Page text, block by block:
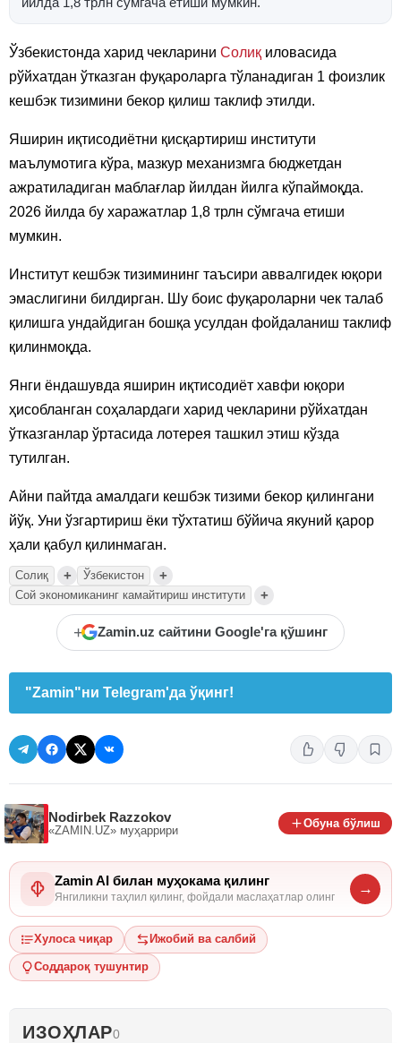
Ўзбекистонда харид чекларини Солиқ иловасида
рўйхатдан ўтказган фуқароларга тўланадиган 1 фоизлик
кешбэк тизимини бекор қилиш таклиф этилди.
Яширин иқтисодиётни қисқартириш институти
маълумотига кўра, мазкур механизмга бюджетдан
ажратиладиган маблағлар йилдан йилга кўпаймоқда.
2026 йилда бу харажатлар 1,8 трлн сўмгача етиши
мумкин.
Институт кешбэк тизимининг таъсири аввалгидек юқори
эмаслигини билдирган. Шу боис фуқароларни чек талаб
қилишга ундайдиган бошқа усулдан фойдаланиш таклиф
қилинмоқда.
Янги ёндашувда яширин иқтисодиёт хавфи юқори
ҳисобланган соҳалардаги харид чекларини рўйхатдан
ўтказганлар ўртасида лотерея ташкил этиш кўзда
тутилган.
Айни пайтда амалдаги кешбэк тизими бекор қилингани
йўқ. Уни ўзгартириш ёки тўхтатиш бўйича якуний қарор
ҳали қабул қилинмаган.
Солиқ + Ўзбекистон +
Сой экономиканинг камайтириш институти +
+ Zamin.uz сайтини Google'га қўшинг
"Zamin"ни Telegram'да ўқинг!
Nodirbek Razzokov
«ZAMIN.UZ» муҳаррири
Обуна бўлиш
Zamin AI билан муҳокама қилинг
Янгиликни таҳлил қилинг, фойдали маслаҳатлар олинг
→
Хулоса чиқар Ижобий ва салбий
Соддароқ тушунтир
ИЗОҲЛАР0